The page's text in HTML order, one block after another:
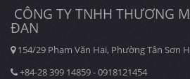
CÔNG TY TNHH THƯƠNG
ĐAN
154/29 Phạm Văn Hai, Phường Tân Sơn
+84-28 399 14859 - 0918121454